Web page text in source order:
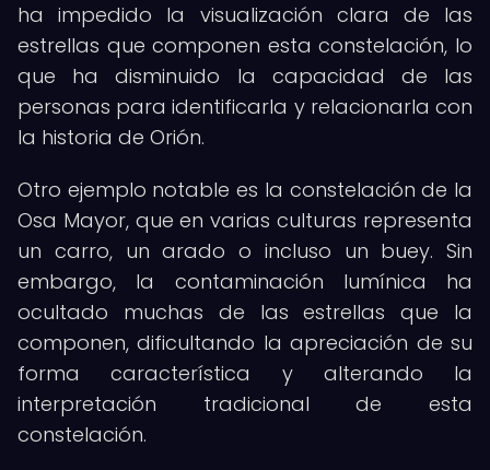
ha impedido la visualización clara de las
estrellas que componen esta constelación, lo
que ha disminuido la capacidad de las
personas para identificarla y relacionarla con
la historia de Orión.
Otro ejemplo notable es la constelación de la
Osa Mayor, que en varias culturas representa
un carro, un arado o incluso un buey. Sin
embargo, la contaminación lumínica ha
ocultado muchas de las estrellas que la
componen, dificultando la apreciación de su
forma característica y alterando la
interpretación tradicional de esta
constelación.